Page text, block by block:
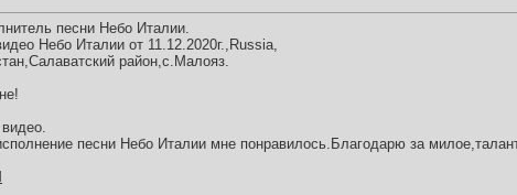
песни Небо Италии.
Небо Италии от 11.12.2020г.,Russia,
район,с.Малояз.
песни Небо Италии мне понравилось.Благодарю за